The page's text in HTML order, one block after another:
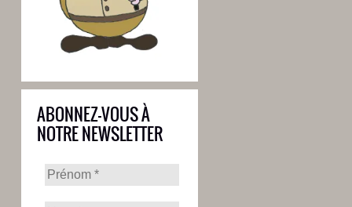
ABONNEZ-VOUS À
NOTRE NEWSLETTER